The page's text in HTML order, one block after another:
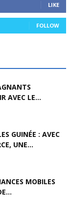
LIKE
FOLLOW
AVEC LE...
GUINÉE : AVEC
UNE...
MOBILES